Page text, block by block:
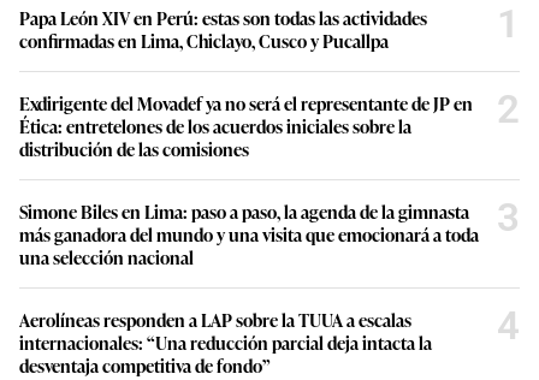
Papa León XIV en Perú: estas son todas las actividades
confirmadas en Lima, Chiclayo, Cusco y Pucallpa
1
Exdirigente del Movadef ya no será el representante de JP en
Ética: entretelones de los acuerdos iniciales sobre la
distribución de las comisiones
2
Simone Biles en Lima: paso a paso, la agenda de la gimnasta
más ganadora del mundo y una visita que emocionará a toda
una selección nacional
3
Aerolíneas responden a LAP sobre la TUUA a escalas
internacionales: “Una reducción parcial deja intacta la
desventaja competitiva de fondo”
4